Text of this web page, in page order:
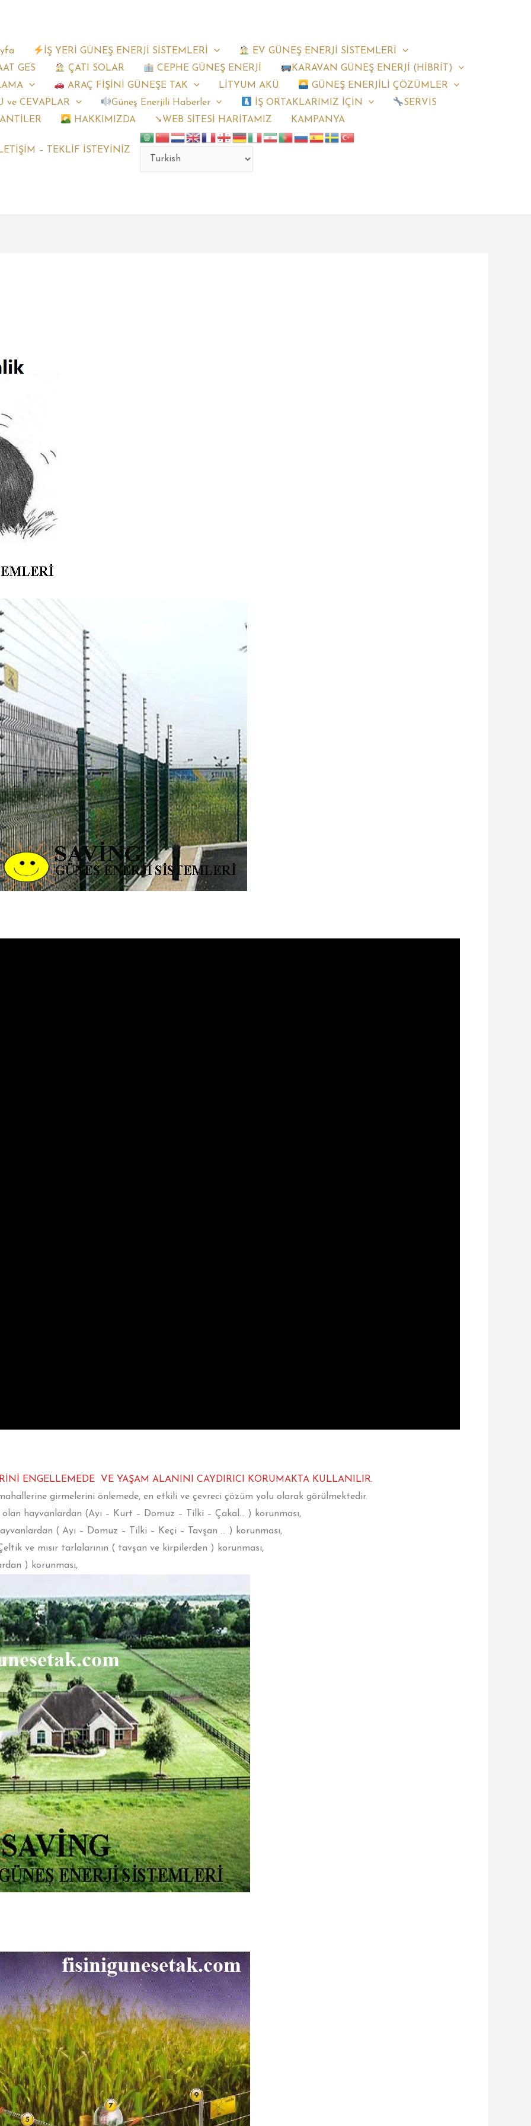
İŞ YERİ GÜNEŞ ENERJİ SİSTEMLERİ
EV GÜNEŞ ENERJİ SİSTEMLERİ
GES
ÇATI SOLAR CEPHE GÜNEŞ ENERJİ
KARAVAN GÜNEŞ ENERJİ (HİBRİT)
ARAÇ FİŞİNİ GÜNEŞE TAK LİTYUM AKÜ
GÜNEŞ ENERJİLİ ÇÖZÜMLER
ve CEVAPLAR
Güneş Enerjili Haberler İŞ ORTAKLARIMIZ İÇİN
SERVİS
HAKKIMIZDA ➘WEB SİTESİ HARİTAMIZ KAMPANYA
– TEKLİF İSTEYİNİZ
ENGELLEMEDE VE YAŞAM ALANINI CAYDIRICI KORUMAKTA KULLANILIR.
girmelerini önlemede, en etkili ve çevreci çözüm yolu olarak görülmektedir.
hayvanlardan (Ayı – Kurt – Domuz – Tilki – Çakal… ) korunması,
( Ayı – Domuz – Tilki – Keçi – Tavşan … ) korunması,
ve mısır tarlalarının ( tavşan ve kirpilerden ) korunması,
) korunması,